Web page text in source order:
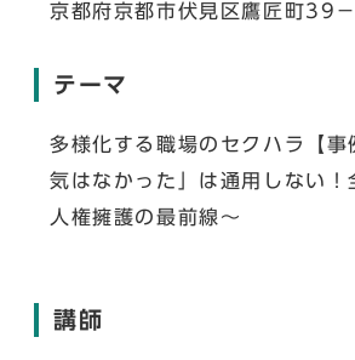
京都府京都市伏見区鷹匠町39－
テーマ
多様化する職場のセクハラ【事
気はなかった」は通用しない！
人権擁護の最前線～
講師